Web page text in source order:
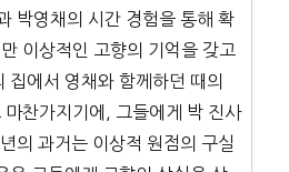
박영채의 시간 경험을 통해 확
이상적인 고향의 기억을 갖고
집에서 영채와 함께하던 때의
찬가지기에, 그들에게 박 진사
의 과거는 이상적 원점의 구실